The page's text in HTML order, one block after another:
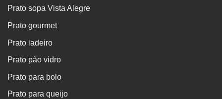
Prato sopa Vista Alegre
Prato gourmet
Prato ladeiro
Prato pão vidro
Prato para bolo
Prato para queijo